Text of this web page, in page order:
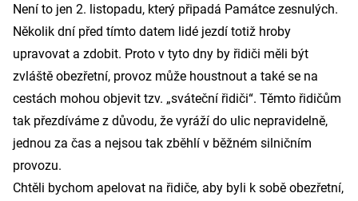
Není to jen 2. listopadu, který připadá Památce zesnulých.
Několik dní před tímto datem lidé jezdí totiž hroby
upravovat a zdobit. Proto v tyto dny by řidiči měli být
zvláště obezřetní, provoz může houstnout a také se na
cestách mohou objevit tzv. „sváteční řidiči“. Těmto řidičům
tak přezdíváme z důvodu, že vyráží do ulic nepravidelně,
jednou za čas a nejsou tak zběhlí v běžném silničním
provozu.
Chtěli bychom apelovat na řidiče, aby byli k sobě obezřetní,